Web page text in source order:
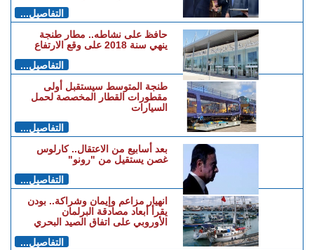
التفاصيل...
حافظ على نشاطه.. مطار طنجة
ينهي سنة 2018 على وقع الارتفاع
التفاصيل...
طنجة المتوسط سيستقبل أولى
مقطورات القطار المخصصة لحمل
السيارات
التفاصيل...
بعد أسابيع من الاعتقال.. كارلوس
غصن يستقيل من "رونو"
التفاصيل...
انهيار مزاعم وإيمان وشراكة.. بودن
يقرأ أبعاد مصادقة البرلمان
الأوروبي على اتفاق الصيد البحري
التفاصيل...